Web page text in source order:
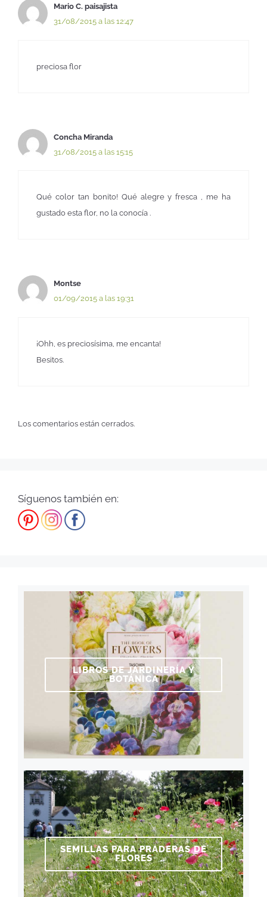
Mario C. paisajista
31/08/2015 a las 12:47
preciosa flor
Concha Miranda
31/08/2015 a las 15:15
Qué color tan bonito! Qué alegre y fresca , me ha
gustado esta flor, no la conocía .
Montse
01/09/2015 a las 19:31
¡Ohh, es preciosísima, me encanta!
Besitos.
Los comentarios están cerrados.
Síguenos también en:
LIBROS DE JARDINERÍA Y
BOTÁNICA
SEMILLAS PARA PRADERAS DE
FLORES